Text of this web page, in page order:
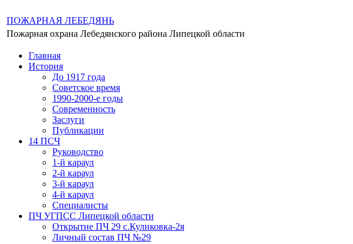
ПОЖАРНАЯ ЛЕБЕДЯНЬ
Пожарная охрана Лебедянского района Липецкой области
Главная
История
До 1917 года
Советское время
1990-2000-е годы
Современность
Заслуги
Публикации
14 ПСЧ
Руководство
1-й караул
2-й караул
3-й караул
4-й караул
Специалисты
ПЧ УГПСС Липецкой области
Открытие ПЧ 29 с.Куликовка-2я
Личный состав ПЧ №29